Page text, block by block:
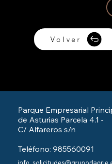
Volver
Parque Empresarial
de Asturias Parcela 4.1 -
C/ Alfareros s/n
Teléfono: 985560091